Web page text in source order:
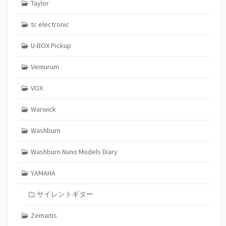
Taylor
tc electronic
U-BOX Pickup
Vemurum
VOX
Warwick
Washburn
Washburn Nuno Models Diary
YAMAHA
サイレントギター
Zemaitis